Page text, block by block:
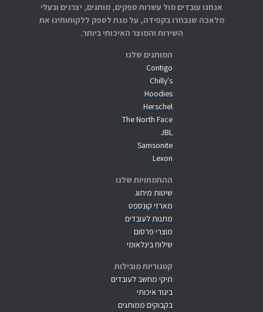
המותגים שלנו
Contigo
Chilly's
Hoodies
Herschel
The North Face
JBL
Samsonite
Lexon
ההתמחויות שלנו
שיטות מיתוג
מארזי קונספט
מתנות לעובדים
מוצרי פרסום
שילוח בינלאומי
קטגוריות מובילות
תיקי מחשב לעובדים
ביגוד איכותי
בקבוקים ממותגים
אנחנו עובדים מול עשרות ספקים, מותגים, יצרנים ובעלי
מלאכה שנבחרו בקפידה, על מנת לספק ללקוחותינו את
השירות והמוצר האיכותי ביותר.